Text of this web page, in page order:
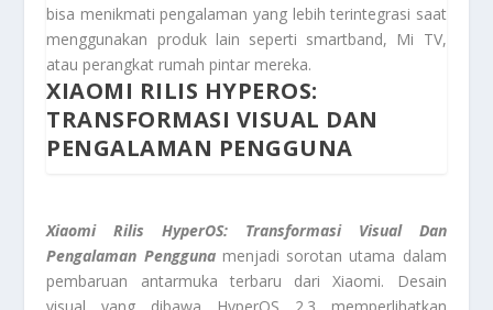
bisa menikmati pengalaman yang lebih terintegrasi saat
menggunakan produk lain seperti smartband, Mi TV,
atau perangkat rumah pintar mereka.
XIAOMI RILIS HYPEROS:
TRANSFORMASI VISUAL DAN
PENGALAMAN PENGGUNA
Xiaomi Rilis HyperOS: Transformasi Visual Dan
Pengalaman Penggunamenjadi sorotan utama dalam
pembaruan antarmuka terbaru dari Xiaomi. Desain
visual yang dibawa HyperOS 2.3 memperlihatkan